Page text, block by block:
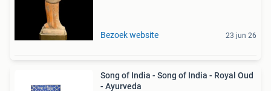
Bezoek website 23 jun 26
Song of India - Song of India - Royal Oud
- Ayurveda